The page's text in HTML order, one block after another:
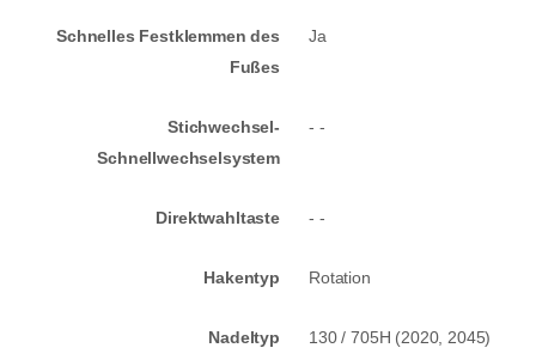
Schnelles Festklemmen des
Fußes
Ja
Stichwechsel-
Schnellwechselsystem
- -
Direktwahltaste - -
Hakentyp Rotation
Nadeltyp 130 / 705H (2020, 2045)